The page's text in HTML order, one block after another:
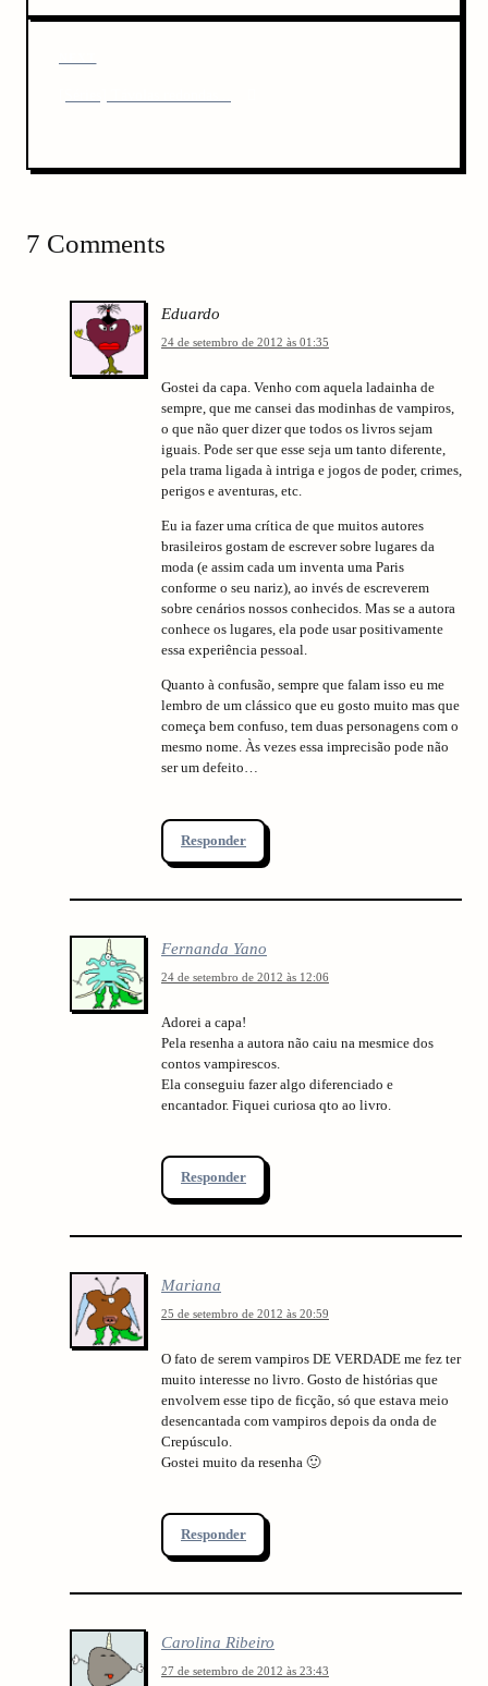
n
t
o
sN
o
7 Comments
Eduardo
24 de setembro de 2012 às 01:35
Gostei da capa. Venho com aquela ladainha de
sempre, que me cansei das modinhas de vampiros,
o que não quer dizer que todos os livros sejam
iguais. Pode ser que esse seja um tanto diferente,
pela trama ligada à intriga e jogos de poder, crimes,
perigos e aventuras, etc.
Eu ia fazer uma crítica de que muitos autores
brasileiros gostam de escrever sobre lugares da
moda (e assim cada um inventa uma Paris
conforme o seu nariz), ao invés de escreverem
sobre cenários nossos conhecidos. Mas se a autora
conhece os lugares, ela pode usar positivamente
essa experiência pessoal.
Quanto à confusão, sempre que falam isso eu me
lembro de um clássico que eu gosto muito mas que
começa bem confuso, tem duas personagens com o
mesmo nome. Às vezes essa imprecisão pode não
ser um defeito…
Responder
Fernanda Yano
24 de setembro de 2012 às 12:06
Adorei a capa!
Pela resenha a autora não caiu na mesmice dos
contos vampirescos.
Ela conseguiu fazer algo diferenciado e
encantador. Fiquei curiosa qto ao livro.
Responder
Mariana
25 de setembro de 2012 às 20:59
O fato de serem vampiros DE VERDADE me fez ter
muito interesse no livro. Gosto de histórias que
envolvem esse tipo de ficção, só que estava meio
desencantada com vampiros depois da onda de
Crepúsculo.
Gostei muito da resenha 🙂
Responder
Carolina Ribeiro
27 de setembro de 2012 às 23:43